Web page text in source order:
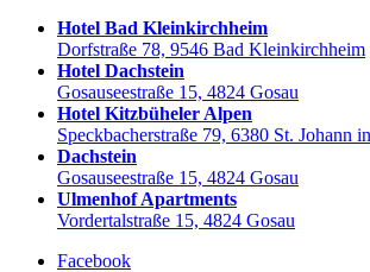
Hotel Bad Kleinkirchheim
Dorfstraße 78, 9546 Bad Kleinkirchheim
Hotel Dachstein
Gosauseestraße 15, 4824 Gosau
Hotel Kitzbüheler Alpen
Speckbacherstraße 79, 6380 St. Johann
Dachstein
Gosauseestraße 15, 4824 Gosau
Ulmenhof Apartments
Vordertalstraße 15, 4824 Gosau
Facebook